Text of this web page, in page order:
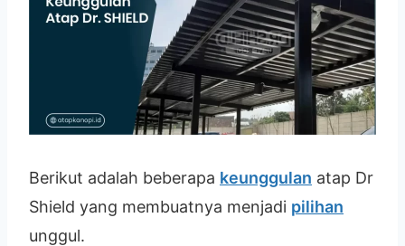
Berikut adalah beberapa keunggulan atap Dr
Shield yang membuatnya menjadi pilihan
unggul.